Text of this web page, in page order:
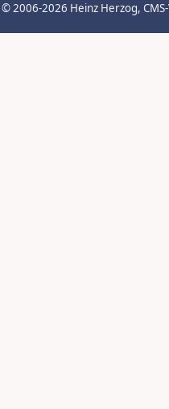
© 2006-2026 Heinz Herzog,